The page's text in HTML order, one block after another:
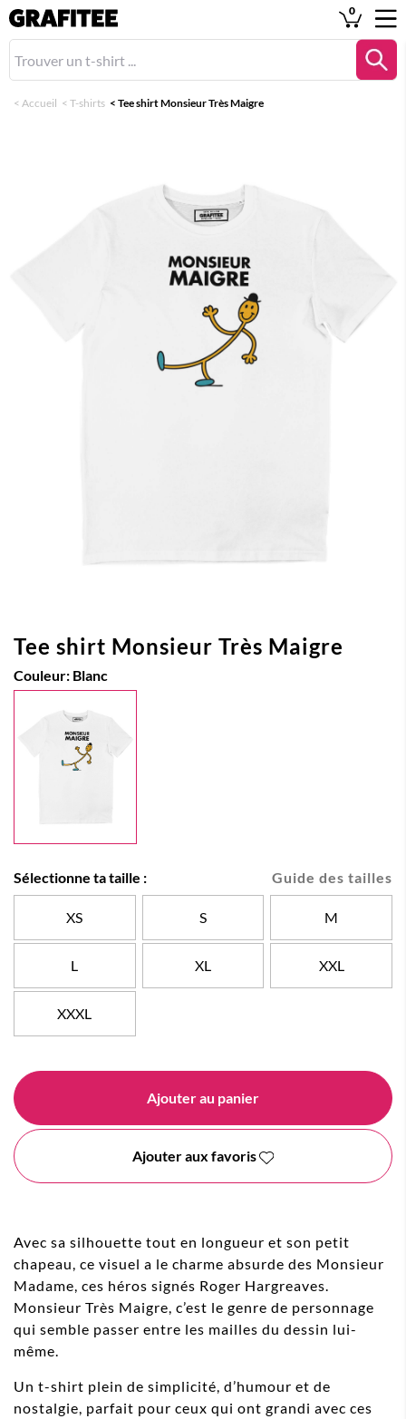
0
< Accueil < T-shirts < Tee shirt Monsieur Très Maigre
Tee shirt Monsieur Très Maigre
Couleur: Blanc
Guide des tailles
Sélectionne ta taille :
XS S M
L XL XXL
XXXL
Ajouter au panier
Ajouter aux favoris
Avec sa silhouette tout en longueur et son petit
chapeau, ce visuel a le charme absurde des Monsieur
Madame, ces héros signés Roger Hargreaves.
Monsieur Très Maigre, c’est le genre de personnage
qui semble passer entre les mailles du dessin lui-
même.
Un t-shirt plein de simplicité, d’humour et de
nostalgie, parfait pour ceux qui ont grandi avec ces